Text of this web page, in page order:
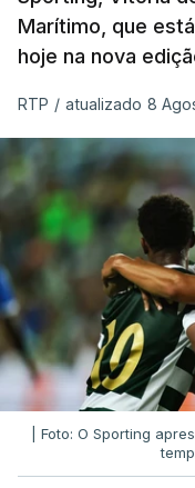
Marítimo, que
hoje na nova
RTP / atualizado 8
| Foto: O Sporting